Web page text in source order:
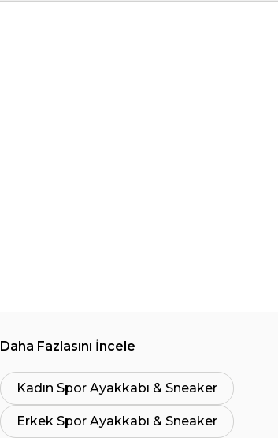
Daha Fazlasını İncele
Kadın Spor Ayakkabı & Sneaker
Erkek Spor Ayakkabı & Sneaker